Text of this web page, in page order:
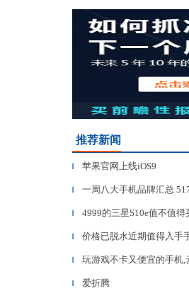
推荐新闻
▎ 苹果官网上线iOS9
▎ 一周八大手机品牌汇总
▎ 4999的三星S10e值不值得
▎ 价格已脱水近期值得入手
▎ 玩游戏不卡又便宜的手机,
▎ 爱折腾